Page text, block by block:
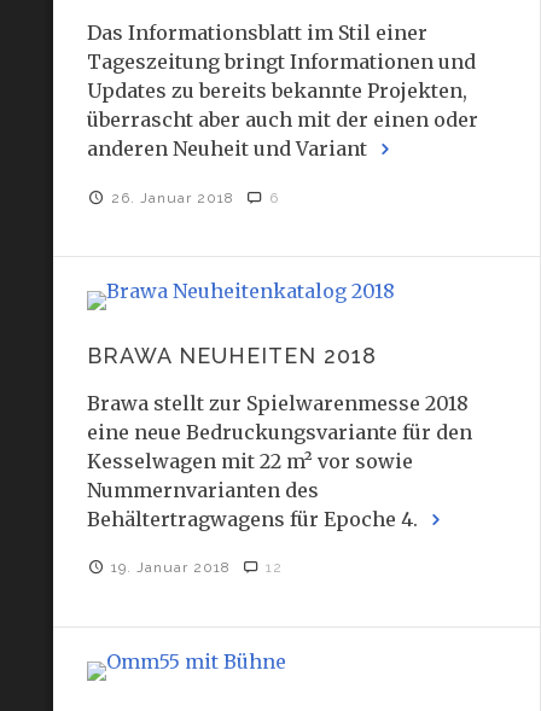
Das Informationsblatt im Stil einer
Tageszeitung bringt Informationen und
Updates zu bereits bekannte Projekten,
überrascht aber auch mit der einen oder
anderen Neuheit und Variant
26. Januar 2018 6
BRAWA NEUHEITEN 2018
Brawa stellt zur Spielwarenmesse 2018
eine neue Bedruckungsvariante für den
Kesselwagen mit 22 m² vor sowie
Nummernvarianten des
Behältertragwagens für Epoche 4.
19. Januar 2018 12